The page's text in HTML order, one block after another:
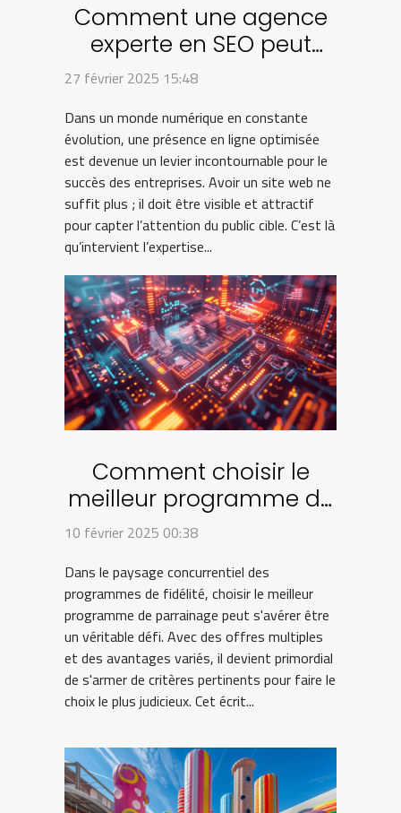
Comment une agence
experte en SEO peut
transformer votre
27 février 2025 15:48
Dans un monde numérique en constante
évolution, une présence en ligne optimisée
est devenue un levier incontournable pour le
succès des entreprises. Avoir un site web ne
suffit plus ; il doit être visible et attractif
pour capter l’attention du public cible. C’est là
qu’intervient l’expertise...
Comment choisir le
meilleur programme de
parrainage en 2024
10 février 2025 00:38
Dans le paysage concurrentiel des
programmes de fidélité, choisir le meilleur
programme de parrainage peut s'avérer être
un véritable défi. Avec des offres multiples
et des avantages variés, il devient primordial
de s'armer de critères pertinents pour faire le
choix le plus judicieux. Cet écrit...